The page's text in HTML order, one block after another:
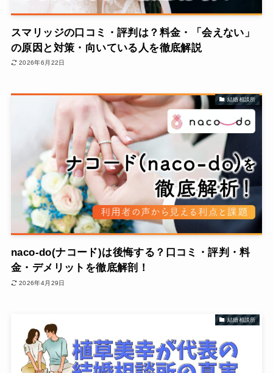
スマリッジの口コミ・評判は？料金・「会えない」
の原因と対策・向いている人を徹底解説
2026年6月22日
結婚相談所
naco-do(ナコード)は後悔する？口コミ・評判・料
金・デメリットを徹底解剖！
2026年4月29日
結婚相談所